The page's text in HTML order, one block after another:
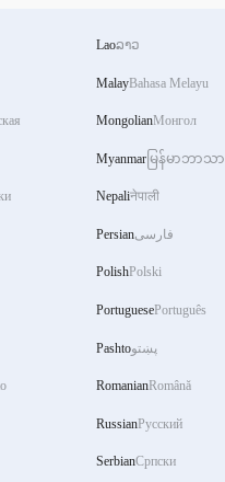
Laoລາວ
MalayBahasa Melayu
MongolianМонгол
Myanmar မြန်မာဘာသာ
Nepaliनेपाली
Persianفارسی
PolishPolski
PortuguesePortuguês
Pashtoپښتو
RomanianRomână
RussianРусский
SerbianСрпски